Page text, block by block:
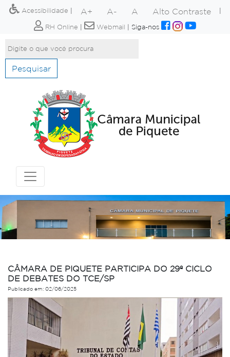
Acessibilidade A+ A- A Alto Contraste
RH Online Webmail Siga-nos
Pesquisar
CÂMARA DE PIQUETE PARTICIPA DO 29º CICLO
DE DEBATES DO TCE/SP
Publicado em: 02/06/2025